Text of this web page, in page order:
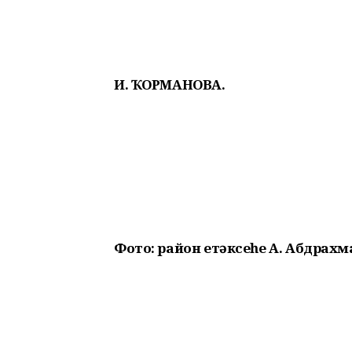
И. ҠОРМАНОВА.
Фото: район етәксеһе А.